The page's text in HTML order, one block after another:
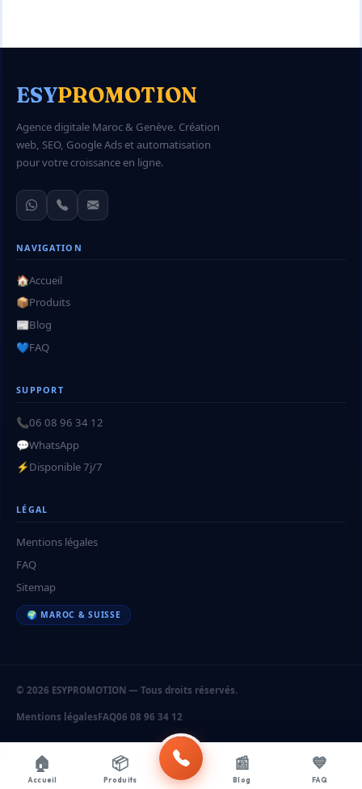
🏠
Accueil
📦
Produits
📰
Blog
💙
FAQ
ESYPROMOTION
Agence digitale Maroc & Genève. Création
web, SEO, Google Ads et automatisation
pour votre croissance en ligne.
NAVIGATION
🏠Accueil
📦Produits
📰Blog
💙FAQ
SUPPORT
📞06 08 96 34 12
💬WhatsApp
⚡Disponible 7j/7
LÉGAL
Mentions légales
FAQ
Sitemap
🌍 MAROC & SUISSE
© 2026 ESYPROMOTION — Tous droits réservés.
Mentions légalesFAQ06 08 96 34 12